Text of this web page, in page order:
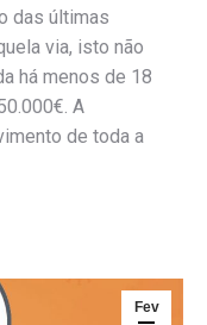
das últimas
via, isto não
há menos de 18
A
de toda a
Fev